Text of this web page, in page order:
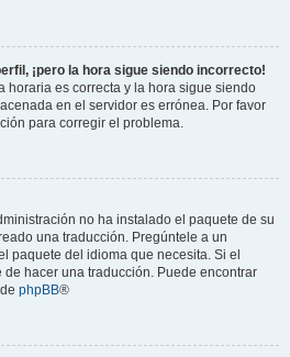
¡pero la hora sigue siendo incorrecto!
horaria es correcta y la hora sigue siendo
en el servidor es errónea. Por favor
para corregir el problema.
no ha instalado el paquete de su
una traducción. Pregúntele a un
paquete del idioma que necesita. Si el
hacer una traducción. Puede encontrar
phpBB®